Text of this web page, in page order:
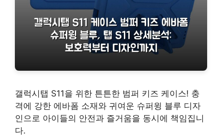
갤럭시탭 S11을 위한 튼튼한 범퍼 키즈 케이스! 충
격에 강한 에바폼 소재와 귀여운 슈퍼윙 블루 디자
인으로 아이들의 안전과 즐거움을 동시에 책임집니
다.